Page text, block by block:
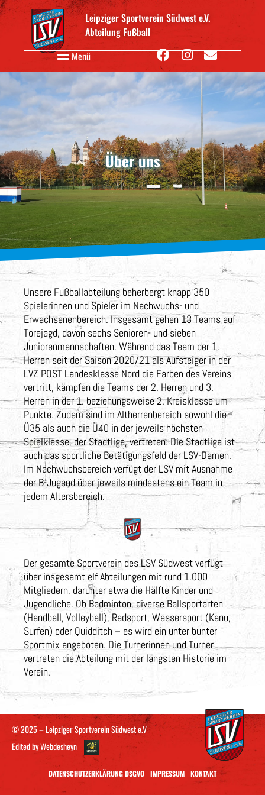
Leipziger Sportverein Südwest e.V.
Abteilung Fußball
Menü
Über uns
Unsere Fußballabteilung beherbergt knapp 350
Spielerinnen und Spieler im Nachwuchs- und
Erwachsenenbereich. Insgesamt gehen 13 Teams auf
Torejagd, davon sechs Senioren- und sieben
Juniorenmannschaften. Während das Team der 1.
Herren seit der Saison 2020/21 als Aufsteiger in der
LVZ POST Landesklasse Nord die Farben des Vereins
vertritt, kämpfen die Teams der 2. Herren und 3.
Herren in der 1. beziehungsweise 2. Kreisklasse um
Punkte. Zudem sind im Altherrenbereich sowohl die
Ü35 als auch die Ü40 in der jeweils höchsten
Spielklasse, der Stadtliga, vertreten. Die Stadtliga ist
auch das sportliche Betätigungsfeld der LSV-Damen.
Im Nachwuchsbereich verfügt der LSV mit Ausnahme
der B-Jugend über jeweils mindestens ein Team in
jedem Altersbereich.
Der gesamte Sportverein des LSV Südwest verfügt
über insgesamt elf Abteilungen mit rund 1.000
Mitgliedern, darunter etwa die Hälfte Kinder und
Jugendliche. Ob Badminton, diverse Ballsportarten
(Handball, Volleyball), Radsport, Wassersport (Kanu,
Surfen) oder Quidditch – es wird ein unter bunter
Sportmix angeboten. Die Turnerinnen und Turner
vertreten die Abteilung mit der längsten Historie im
Verein.
© 2025 – Leipziger Sportverein Südwest e.V
Edited byWebdesheyn
DATENSCHUTZERKLÄRUNG DSGVO IMPRESSUM KONTAKT